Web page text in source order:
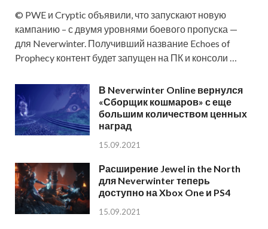
© PWE и Cryptic объявили, что запускают новую
кампанию – с двумя уровнями боевого пропуска —
для Neverwinter. Получивший название Echoes of
Prophecy контент будет запущен на ПК и консоли …
В Neverwinter Online вернулся
«Сборщик кошмаров» с еще
большим количеством ценных
наград
15.09.2021
Расширение Jewel in the North
для Neverwinter теперь
доступно на Xbox One и PS4
15.09.2021